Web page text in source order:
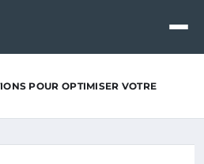
POUR OPTIMISER VOTRE